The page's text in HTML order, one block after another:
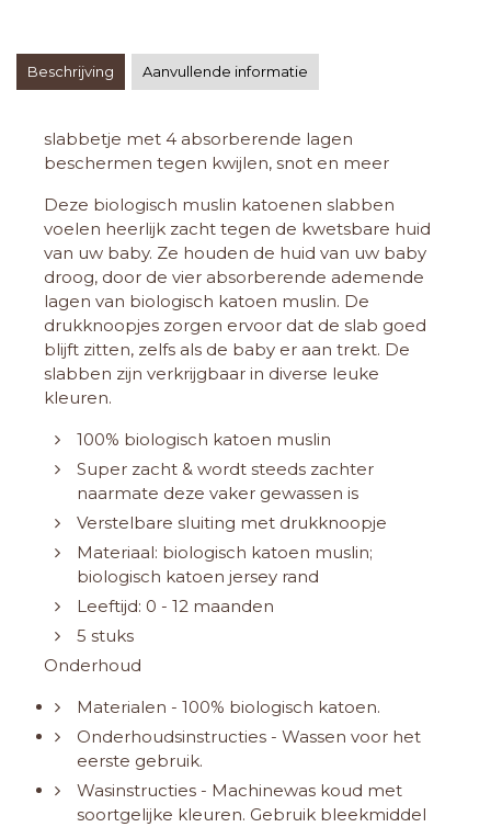
Beschrijving Aanvullende informatie
slabbetje met 4 absorberende lagen
beschermen tegen kwijlen, snot en meer
Deze biologisch muslin katoenen slabben
voelen heerlijk zacht tegen de kwetsbare huid
van uw baby. Ze houden de huid van uw baby
droog, door de vier absorberende ademende
lagen van biologisch katoen muslin. De
drukknoopjes zorgen ervoor dat de slab goed
blijft zitten, zelfs als de baby er aan trekt. De
slabben zijn verkrijgbaar in diverse leuke
kleuren.
100% biologisch katoen muslin
Super zacht & wordt steeds zachter
naarmate deze vaker gewassen is
Verstelbare sluiting met drukknoopje
Materiaal: biologisch katoen muslin;
biologisch katoen jersey rand
Leeftijd: 0 - 12 maanden
5 stuks
Onderhoud
Materialen - 100% biologisch katoen.
Onderhoudsinstructies - Wassen voor het
eerste gebruik.
Wasinstructies - Machinewas koud met
soortgelijke kleuren. Gebruik bleekmiddel